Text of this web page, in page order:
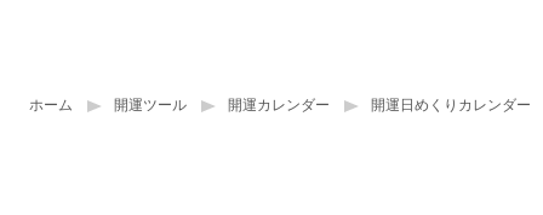
ホーム 開運ツール 開運カレンダー 開運日めくりカレンダー